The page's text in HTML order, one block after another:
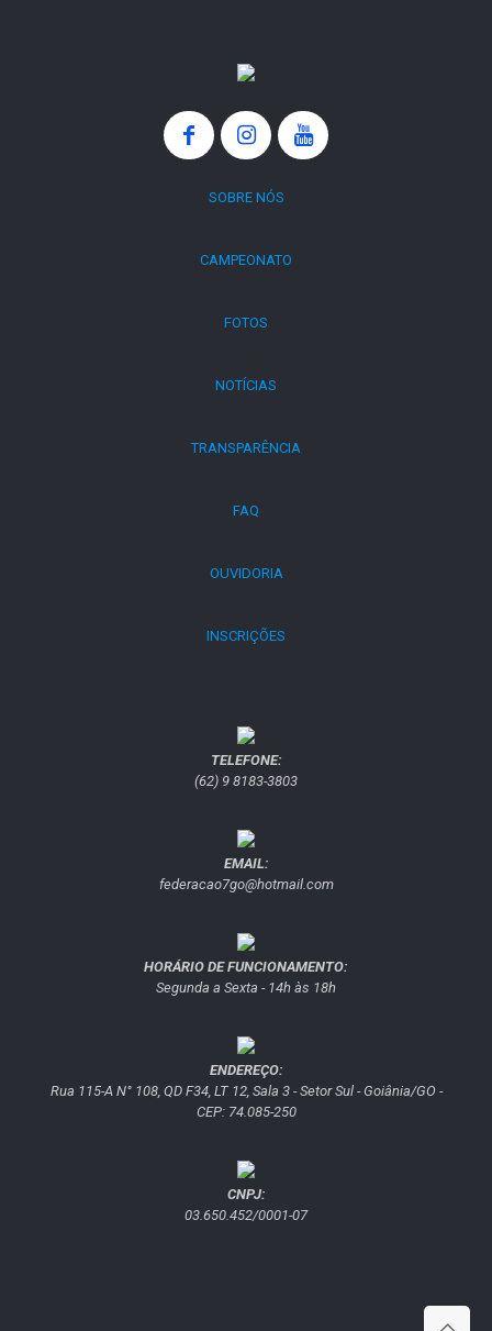
SOBRE NÓS
CAMPEONATO
FOTOS
NOTÍCIAS
TRANSPARÊNCIA
FAQ
OUVIDORIA
INSCRIÇÕES
TELEFONE:
(62) 9 8183-3803
EMAIL:
federacao7go@hotmail.com
HORÁRIO DE FUNCIONAMENTO:
Segunda a Sexta - 14h às 18h
ENDEREÇO:
Rua 115-A N° 108, QD F34, LT 12, Sala 3 - Setor Sul - Goiânia/GO -
CEP: 74.085-250
CNPJ:
03.650.452/0001-07